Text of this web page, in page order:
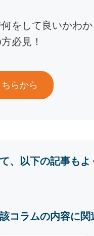
をして良いかわ
必見！
らから
、以下の記事もよ
コラムの内容に関